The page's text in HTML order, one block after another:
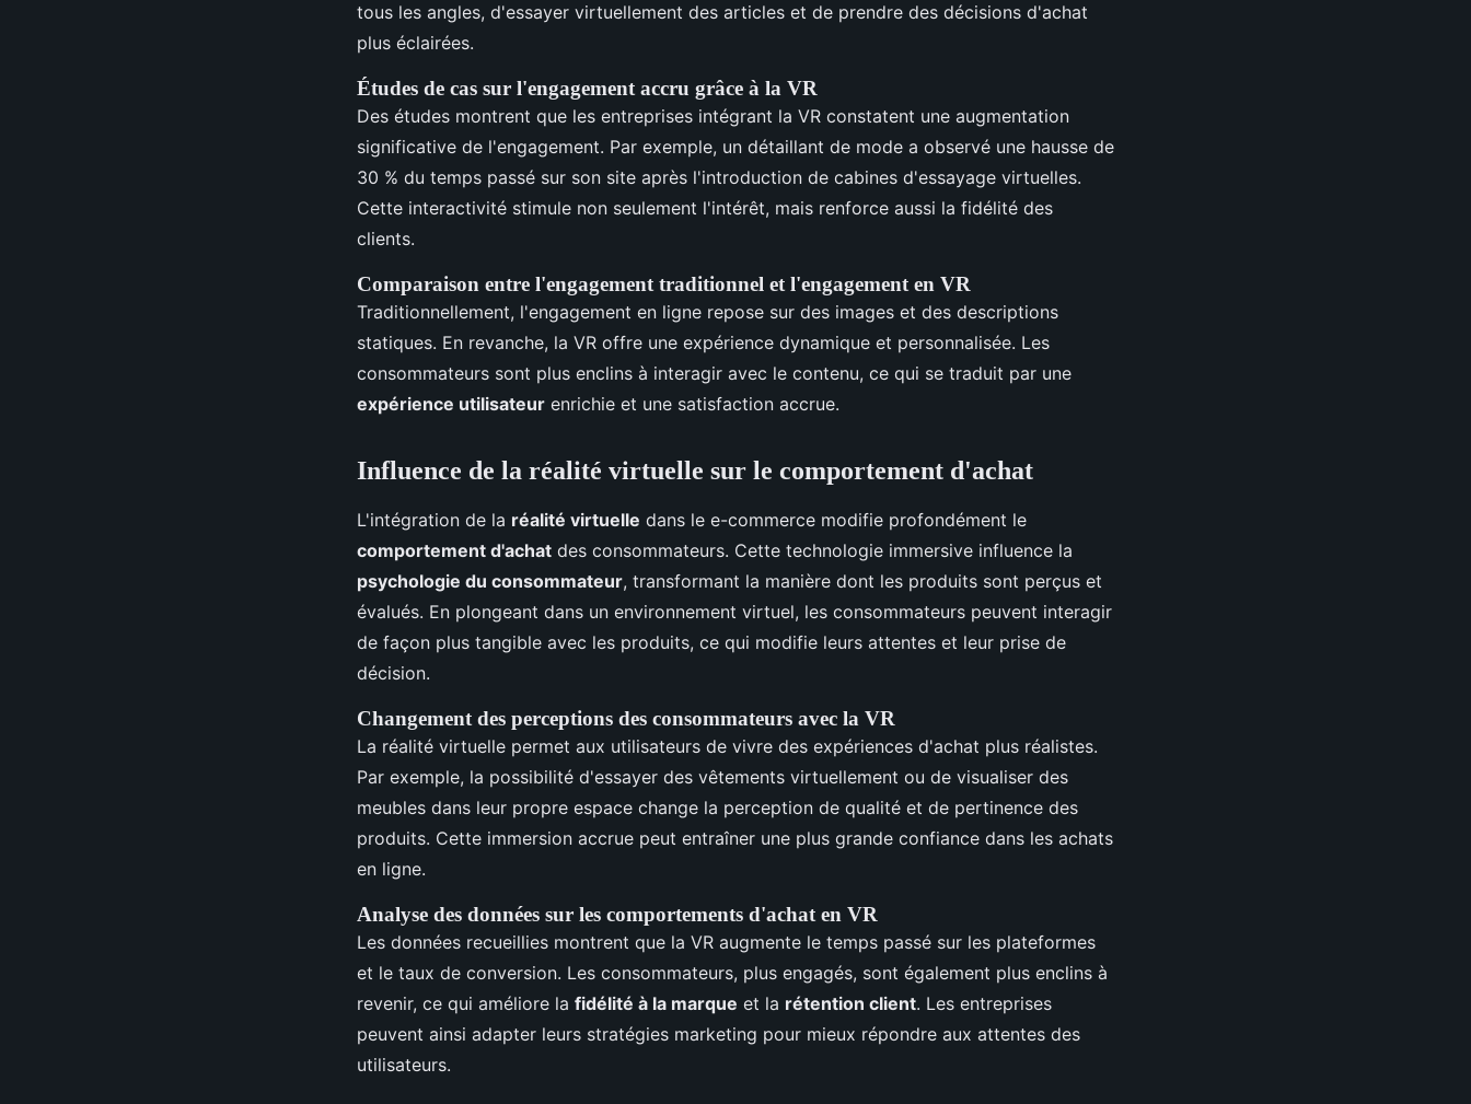
tous les angles, d'essayer virtuellement des articles et de prendre des décisions d'achat
plus éclairées.
Études de cas sur l'engagement accru grâce à la VR
Des études montrent que les entreprises intégrant la VR constatent une augmentation
significative de l'engagement. Par exemple, un détaillant de mode a observé une hausse de
30 % du temps passé sur son site après l'introduction de cabines d'essayage virtuelles.
Cette interactivité stimule non seulement l'intérêt, mais renforce aussi la fidélité des
clients.
Comparaison entre l'engagement traditionnel et l'engagement en VR
Traditionnellement, l'engagement en ligne repose sur des images et des descriptions
statiques. En revanche, la VR offre une expérience dynamique et personnalisée. Les
consommateurs sont plus enclins à interagir avec le contenu, ce qui se traduit par une
expérience utilisateur enrichie et une satisfaction accrue.
Influence de la réalité virtuelle sur le comportement d'achat
L'intégration de la réalité virtuelle dans le e-commerce modifie profondément le
comportement d'achat des consommateurs. Cette technologie immersive influence la
psychologie du consommateur, transformant la manière dont les produits sont perçus et
évalués. En plongeant dans un environnement virtuel, les consommateurs peuvent interagir
de façon plus tangible avec les produits, ce qui modifie leurs attentes et leur prise de
décision.
Changement des perceptions des consommateurs avec la VR
La réalité virtuelle permet aux utilisateurs de vivre des expériences d'achat plus réalistes.
Par exemple, la possibilité d'essayer des vêtements virtuellement ou de visualiser des
meubles dans leur propre espace change la perception de qualité et de pertinence des
produits. Cette immersion accrue peut entraîner une plus grande confiance dans les achats
en ligne.
Analyse des données sur les comportements d'achat en VR
Les données recueillies montrent que la VR augmente le temps passé sur les plateformes
et le taux de conversion. Les consommateurs, plus engagés, sont également plus enclins à
revenir, ce qui améliore la fidélité à la marque et la rétention client. Les entreprises
peuvent ainsi adapter leurs stratégies marketing pour mieux répondre aux attentes des
utilisateurs.